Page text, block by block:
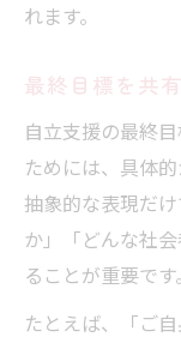
れます。
最終目標を共
自立支援の最終
ためには、具体
抽象的な表現だ
か」「どんな社
ることが重要です。
たとえば、「ご